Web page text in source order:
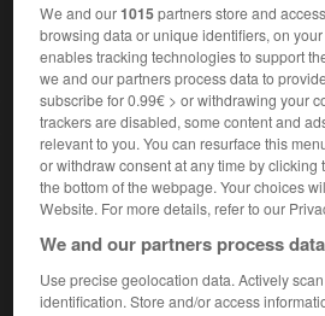
Accueil>Encyclopédie [litterature]>
MarcelAllain
Cet article est extrait de l'ouvrage
mondial des littératures ».
We and our1015partners store and
browsing data or unique identifiers, on
enables tracking technologies to support
we and our partners process data to
subscribe for 0.99€ > or withdrawing your
trackers are disabled, some content and
relevant to you. You can resurface this
or withdraw consent at any time by clicking
the bottom of the webpage. Your choices
Website. For more details, refer to our
We and our partners process
Use precise geolocation data. Actively
identification. Store and/or access